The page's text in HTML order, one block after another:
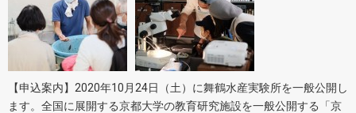
【申込案内】2020年10月24日（土）に舞鶴水産実験所を一般公開し
ます。全国に展開する京都大学の教育研究施設を一般公開する「京